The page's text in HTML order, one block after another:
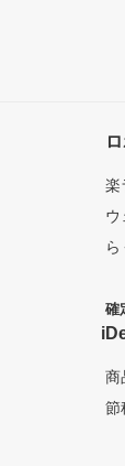
楽
ウ
確
商
節